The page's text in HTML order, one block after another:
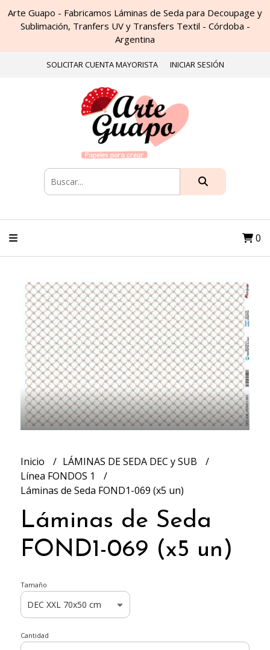
Arte Guapo - Fabricamos Láminas de Seda para Decoupage y
Sublimación, Tranfers UV y Transfers Textil - Córdoba -
Argentina
SOLICITAR CUENTA MAYORISTA INICIAR SESIÓN
0
Inicio
LÁMINAS DE SEDA DEC y SUB
Línea FONDOS 1
Láminas de Seda FOND1-069 (x5 un)
Láminas de Seda
FOND1-069 (x5 un)
Tamaño
Cantidad